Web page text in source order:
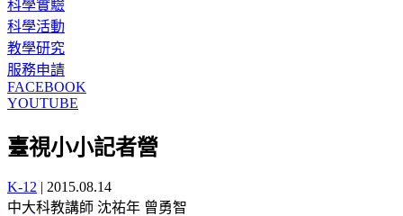
科學實驗
科學活動
教學研究
服務申請
FACEBOOK
YOUTUBE
臺視小小記者營
K-12 | 2015.08.14
中大科教講師 沈祐年 曾勇智